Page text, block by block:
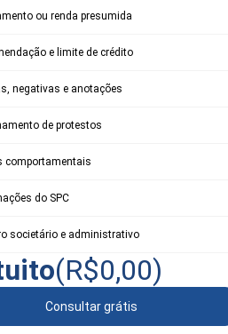
ou renda presumida
e limite de crédito
negativas e anotações
de protestos
comportamentais
do SPC
societário e administrativo
(R$0,00)
Consultar grátis